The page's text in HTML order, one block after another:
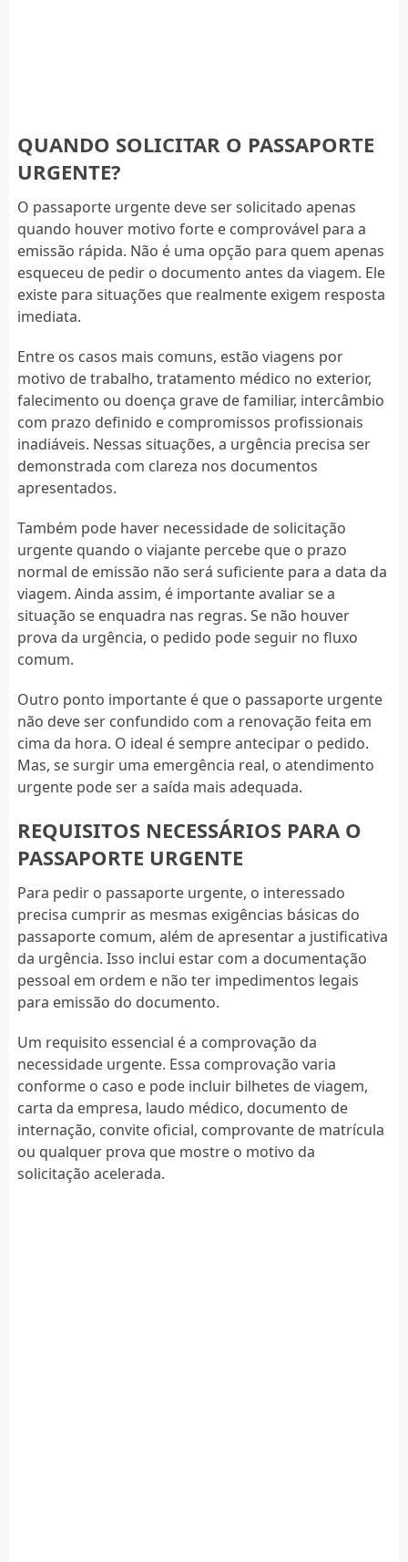
QUANDO SOLICITAR O PASSAPORTE
URGENTE?
O passaporte urgente deve ser solicitado apenas
quando houver motivo forte e comprovável para a
emissão rápida. Não é uma opção para quem apenas
esqueceu de pedir o documento antes da viagem. Ele
existe para situações que realmente exigem resposta
imediata.
Entre os casos mais comuns, estão viagens por
motivo de trabalho, tratamento médico no exterior,
falecimento ou doença grave de familiar, intercâmbio
com prazo definido e compromissos profissionais
inadiáveis. Nessas situações, a urgência precisa ser
demonstrada com clareza nos documentos
apresentados.
Também pode haver necessidade de solicitação
urgente quando o viajante percebe que o prazo
normal de emissão não será suficiente para a data da
viagem. Ainda assim, é importante avaliar se a
situação se enquadra nas regras. Se não houver
prova da urgência, o pedido pode seguir no fluxo
comum.
Outro ponto importante é que o passaporte urgente
não deve ser confundido com a renovação feita em
cima da hora. O ideal é sempre antecipar o pedido.
Mas, se surgir uma emergência real, o atendimento
urgente pode ser a saída mais adequada.
REQUISITOS NECESSÁRIOS PARA O
PASSAPORTE URGENTE
Para pedir o passaporte urgente, o interessado
precisa cumprir as mesmas exigências básicas do
passaporte comum, além de apresentar a justificativa
da urgência. Isso inclui estar com a documentação
pessoal em ordem e não ter impedimentos legais
para emissão do documento.
Um requisito essencial é a comprovação da
necessidade urgente. Essa comprovação varia
conforme o caso e pode incluir bilhetes de viagem,
carta da empresa, laudo médico, documento de
internação, convite oficial, comprovante de matrícula
ou qualquer prova que mostre o motivo da
solicitação acelerada.